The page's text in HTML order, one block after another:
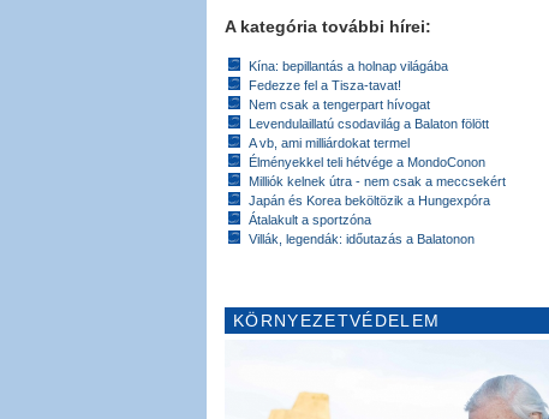
A kategória további hírei:
Kína: bepillantás a holnap világába
Fedezze fel a Tisza-tavat!
Nem csak a tengerpart hívogat
Levendulaillatú csodavilág a Balaton fölött
A vb, ami milliárdokat termel
Élményekkel teli hétvége a MondoConon
Milliók kelnek útra - nem csak a meccsekért
Japán és Korea beköltözik a Hungexpóra
Átalakult a sportzóna
Villák, legendák: időutazás a Balatonon
KÖRNYEZETVÉDELEM